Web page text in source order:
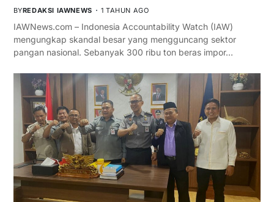
BYREDAKSI IAWNEWS 1 TAHUN AGO
IAWNews.com – Indonesia Accountability Watch (IAW)
mengungkap skandal besar yang mengguncang sektor
pangan nasional. Sebanyak 300 ribu ton beras impor…